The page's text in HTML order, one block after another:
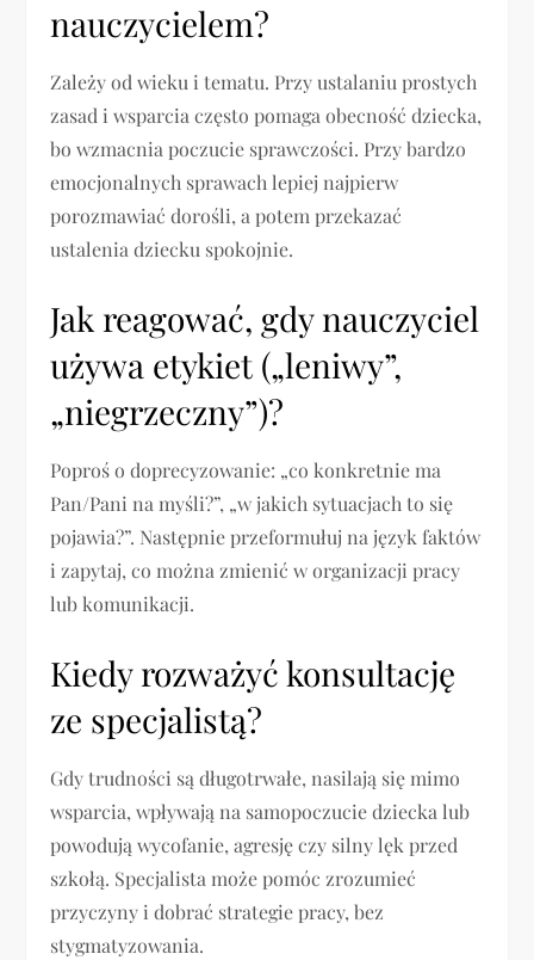
nauczycielem?
Zależy od wieku i tematu. Przy ustalaniu prostych
zasad i wsparcia często pomaga obecność dziecka,
bo wzmacnia poczucie sprawczości. Przy bardzo
emocjonalnych sprawach lepiej najpierw
porozmawiać dorośli, a potem przekazać
ustalenia dziecku spokojnie.
Jak reagować, gdy nauczyciel
używa etykiet („leniwy”,
„niegrzeczny”)?
Poproś o doprecyzowanie: „co konkretnie ma
Pan/Pani na myśli?”, „w jakich sytuacjach to się
pojawia?”. Następnie przeformułuj na język faktów
i zapytaj, co można zmienić w organizacji pracy
lub komunikacji.
Kiedy rozważyć konsultację
ze specjalistą?
Gdy trudności są długotrwałe, nasilają się mimo
wsparcia, wpływają na samopoczucie dziecka lub
powodują wycofanie, agresję czy silny lęk przed
szkołą. Specjalista może pomóc zrozumieć
przyczyny i dobrać strategie pracy, bez
stygmatyzowania.